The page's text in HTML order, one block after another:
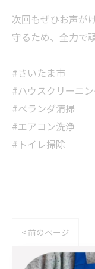
次回もぜひお声が
守るため、全力で
#さいたま市
#ハウスクリーニ
#ベランダ清掃
#エアコン洗浄
#トイレ掃除
< 前のページ